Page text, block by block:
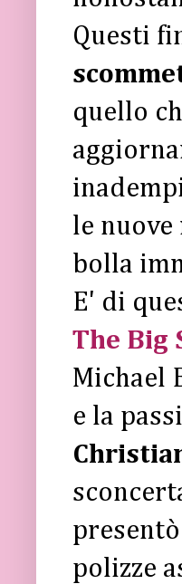
Questi
quello
le
bolla
E' di
The Big
Michael
e la
polizze